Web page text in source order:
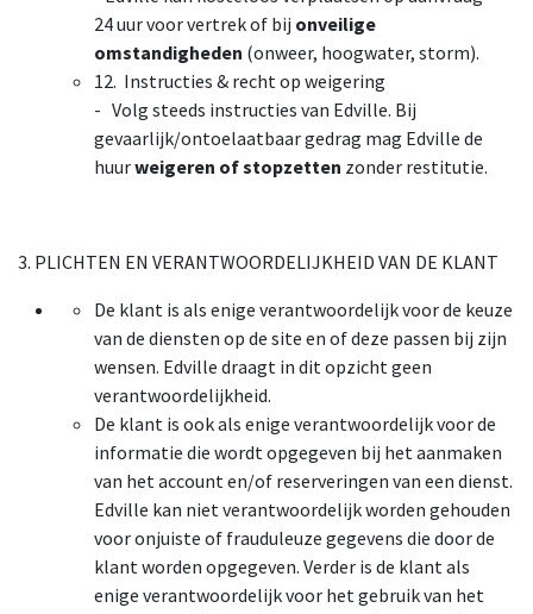
24 uur voor vertrek of bij onveilige
omstandigheden (onweer, hoogwater, storm).
12. Instructies & recht op weigering
- Volg steeds instructies van Edville. Bij
gevaarlijk/ontoelaatbaar gedrag mag Edville de
huurweigeren of stopzetten zonder restitutie.
3. PLICHTEN EN VERANTWOORDELIJKHEID VAN DE KLANT
De klant is als enige verantwoordelijk voor de keuze
van de diensten op de site en of deze passen bij zijn
wensen. Edville draagt in dit opzicht geen
verantwoordelijkheid.
De klant is ook als enige verantwoordelijk voor de
informatie die wordt opgegeven bij het aanmaken
van het account en/of reserveringen van een dienst.
Edville kan niet verantwoordelijk worden gehouden
voor onjuiste of frauduleuze gegevens die door de
klant worden opgegeven. Verder is de klant als
enige verantwoordelijk voor het gebruik van het